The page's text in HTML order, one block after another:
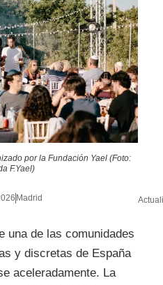
por la Fundación Yael (Foto:
F.Yael)
Madrid
una de las comunidades
y discretas de España
aceleradamente. La